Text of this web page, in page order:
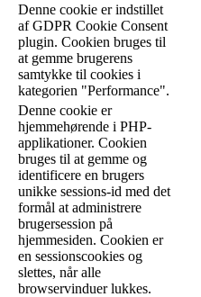
Denne cookie er indstillet
af GDPR Cookie Consent
plugin. Cookien bruges til
at gemme brugerens
samtykke til cookies i
kategorien "Performance".
Denne cookie er
hjemmehørende i PHP-
applikationer. Cookien
bruges til at gemme og
identificere en brugers
unikke sessions-id med det
formål at administrere
brugersession på
hjemmesiden. Cookien er
en sessionscookies og
slettes, når alle
browservinduer lukkes.